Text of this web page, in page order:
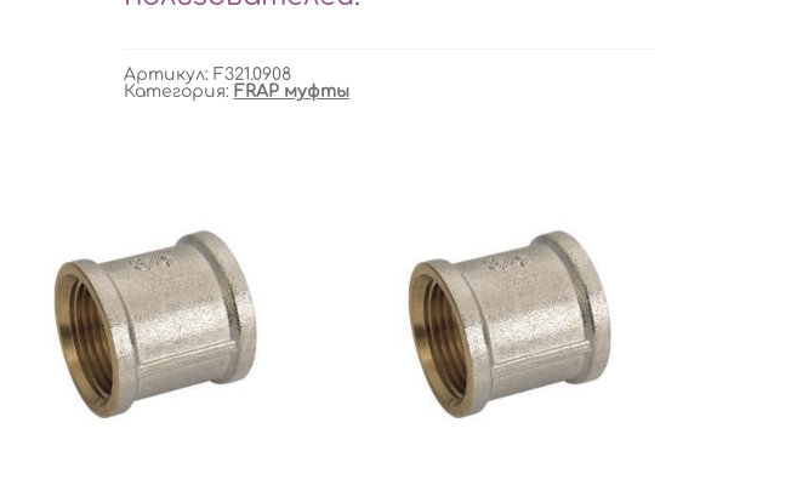
Артикул: F321.0908
Категория: FRAP муфты